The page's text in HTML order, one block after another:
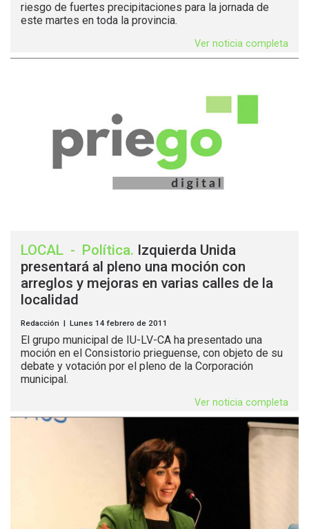
riesgo de fuertes precipitaciones para la jornada de
este martes en toda la provincia.
Ver noticia completa
LOCAL - Política. Izquierda Unida
presentará al pleno una moción con
arreglos y mejoras en varias calles de la
localidad
Redacción | Lunes 14 febrero de 2011
El grupo municipal de IU-LV-CA ha presentado una
moción en el Consistorio prieguense, con objeto de su
debate y votación por el pleno de la Corporación
municipal.
Ver noticia completa